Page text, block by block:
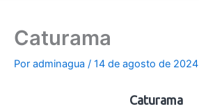
Caturama
Por adminagua / 14 de agosto de 2024
Caturama